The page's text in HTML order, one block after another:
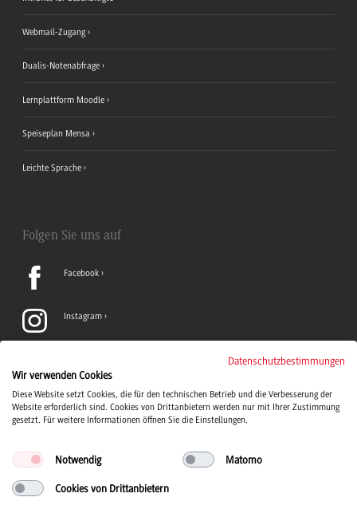
Webmail-Zugang
Dualis-Notenabfrage
Lernplattform Moodle
Speiseplan Mensa
Leichte Sprache
Folgen Sie uns auf
Facebook
Instagram
TikTok
Datenschutzbestimmungen
Wir verwenden Cookies
Diese Website setzt Cookies, die für den technischen Betrieb und die Verbesserung der
Website erforderlich sind. Cookies von Drittanbietern werden nur mit Ihrer Zustimmung
gesetzt. Für weitere Informationen öffnen Sie die Einstellungen.
Notwendig Matomo
Cookies von Drittanbietern